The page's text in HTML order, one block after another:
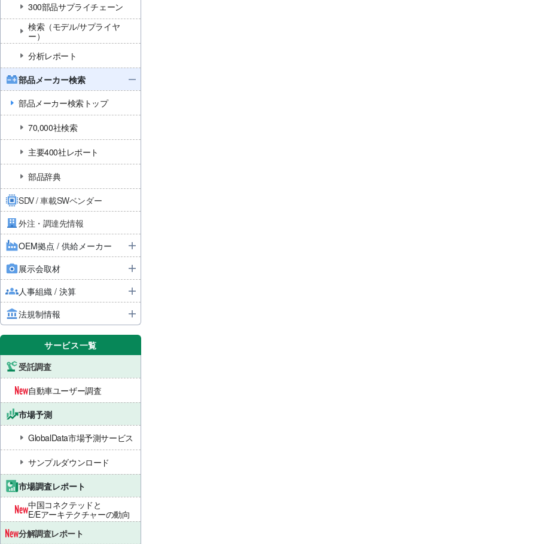
300部品サプライチェーン
検索（モデル/サプライヤ
ー）
分析レポート
部品メーカー検索
部品メーカー検索トップ
70,000社検索
主要400社レポート
部品辞典
SDV / 車載SWベンダー
外注・調達先情報
OEM拠点 / 供給メーカー
展示会取材
人事組織 / 決算
法規制情報
サービス一覧
受託調査
自動車ユーザー調査
市場予測
GlobalData市場予測サービス
サンプルダウンロード
市場調査レポート
中国コネクテッドと
E/Eアーキテクチャーの動向
分解調査レポート